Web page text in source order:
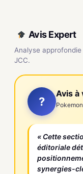
Avis Expert
Analyse
JCC.
?
Avis à
« Cette
éditoriale
synergies-